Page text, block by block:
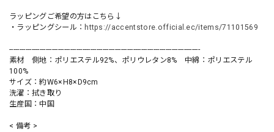
ラッピングご希望の方はこちら↓
・ラッピングシール： https://accentstore.official.ec/items/71101569
----------------------------------------------------------------------------------------------
素材 側地：ポリエステル92%、ポリウレタン8% 中綿：ポリエステル
100%
サイズ：約W6×H8×D9cm
洗濯：拭き取り
生産国：中国
< 備考 >